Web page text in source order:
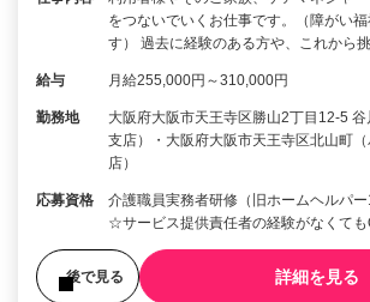
をつないでいくお仕事です。（障がい
す） 過去に経験のある方や、これから
給与 月給255,000円～310,000円
勤務地
大阪府大阪市天王寺区勝山2丁目12-5
支店）・大阪府大阪市天王寺区北山町
店）
応募資格
介護職員実務者研修（旧ホームヘルパ
☆サービス提供責任者の経験がなくても
後で見る 詳細を見る